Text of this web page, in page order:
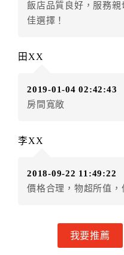
五、保留住宿權益(保
（提出申辦日為保留起算
店客滿，敬請及早計畫
件放棄訂單（住宿權益
得辦理取消退款。
．訂單異動後，訂單費
訂房者因故取消訂單辦
◎住房日7天前辦理者，
飯店品質良好，服務
佳選擇！
田XX
2019-01-04 02:42:43
房間寬敞
李XX
2018-09-22 11:49:22
價格合理，物超所值，
我要推薦